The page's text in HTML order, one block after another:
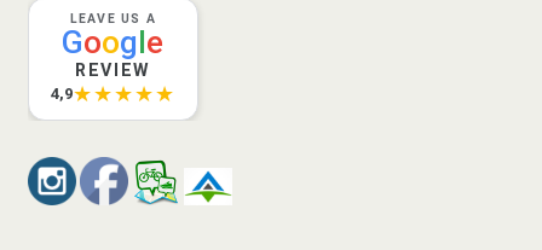
LEAVE US A
Google
REVIEW
4,9★★★★★